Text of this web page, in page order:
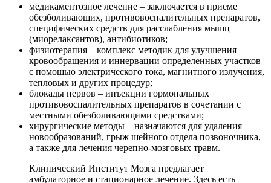
медикаментозное лечение ‒ заключается в приеме
обезболивающих, противовоспалительных препаратов,
специфических средств для расслабления мышц
(миорелаксантов), антибиотиков;
физиотерапия ‒ комплекс методик для улучшения
кровообращения и иннервации определенных участков
с помощью электрического тока, магнитного излучения,
тепловых и других процедур;
блокады нервов ‒ инъекции гормональных
противовоспалительных препаратов в сочетании с
местными обезболивающими средствами;
хирургические методы ‒ назначаются для удаления
новообразований, грыж шейного отдела позвоночника,
а также для лечения черепно-мозговых травм.
Клинический Институт Мозга предлагает
амбулаторное и стационарное лечение. Здесь есть